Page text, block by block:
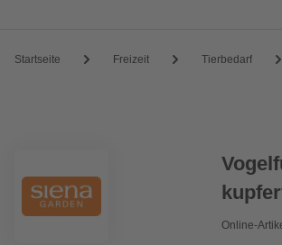
Startseite Freizeit Tierbedarf
Online-